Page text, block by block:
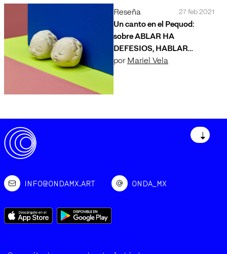
Reseña 27 feb 2021
Un canto en el Pequod:
sobre ABLAR HA
DEFESIOS, HABLAR
ADEFESIOS, DEFESIOS
por Mariel Vela
↓
INFO@ONDAMX.ART ONDA_MX